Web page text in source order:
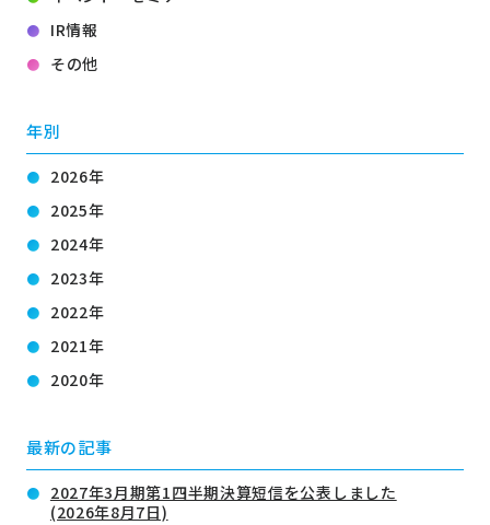
IR情報
その他
年別
2026年
2025年
2024年
2023年
2022年
2021年
2020年
最新の記事
2027年3月期第1四半期決算短信を公表しました
(2026年8月7日)